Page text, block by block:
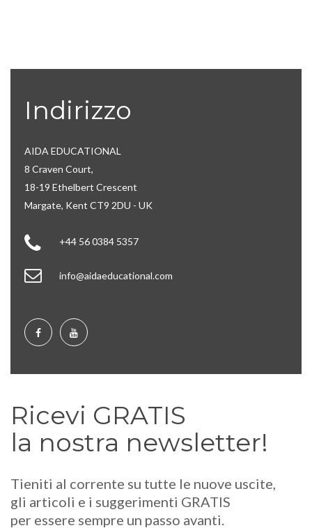
Indirizzo
AIDA EDUCATIONAL
8 Craven Court,
18-19 Ethelbert Crescent
Margate, Kent CT9 2DU - UK
+44 56 0384 5357
info@aidaeducational.com
Ricevi GRATIS
la nostra newsletter!
Tieniti al corrente su tutte le nuove uscite,
gli articoli e i suggerimenti GRATIS
per essere sempre un passo avanti.